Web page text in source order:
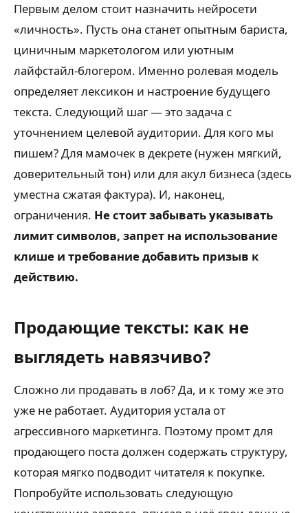
Первым делом стоит назначить нейросети
«личность». Пусть она станет опытным бариста,
циничным маркетологом или уютным
лайфстайл-блогером. Именно ролевая модель
определяет лексикон и настроение будущего
текста. Следующий шаг — это задача с
уточнением целевой аудитории. Для кого мы
пишем? Для мамочек в декрете (нужен мягкий,
доверительный тон) или для акул бизнеса (здесь
уместна сжатая фактура). И, наконец,
ограничения. Не стоит забывать указывать
лимит символов, запрет на использование
клише и требование добавить призыв к
действию.
Продающие тексты: как не
выглядеть навязчиво?
Сложно ли продавать в лоб? Да, и к тому же это
уже не работает. Аудитория устала от
агрессивного маркетинга. Поэтому промт для
продающего поста должен содержать структуру,
которая мягко подводит читателя к покупке.
Попробуйте использовать следующую